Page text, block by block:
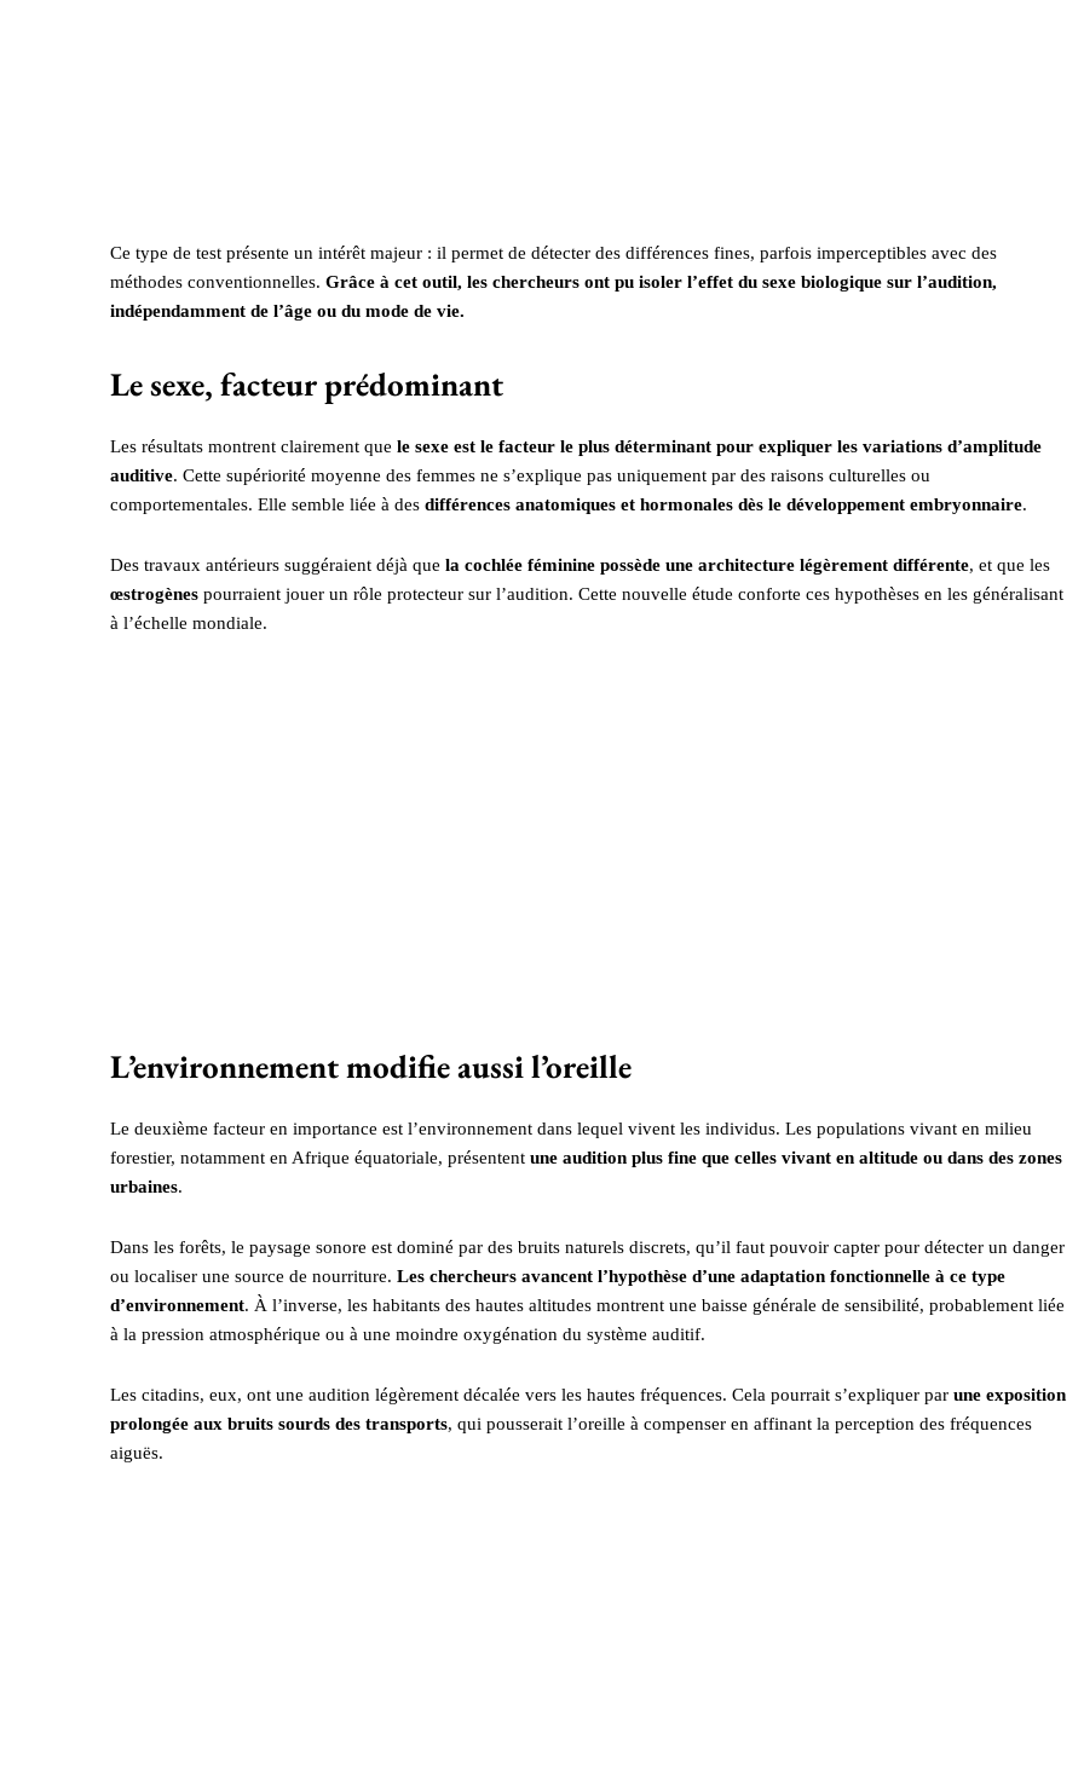
Ce type de test présente un intérêt majeur : il permet de détecter des différences fines, parfois imperceptibles avec des
méthodes conventionnelles. Grâce à cet outil, les chercheurs ont pu isoler l’effet du sexe biologique sur l’audition,
indépendamment de l’âge ou du mode de vie.
Le sexe, facteur prédominant
Les résultats montrent clairement que le sexe est le facteur le plus déterminant pour expliquer les variations d’amplitude
auditive. Cette supériorité moyenne des femmes ne s’explique pas uniquement par des raisons culturelles ou
comportementales. Elle semble liée à des différences anatomiques et hormonales dès le développement embryonnaire.
Des travaux antérieurs suggéraient déjà que la cochlée féminine possède une architecture légèrement différente, et que les
œstrogènes pourraient jouer un rôle protecteur sur l’audition. Cette nouvelle étude conforte ces hypothèses en les généralisant
à l’échelle mondiale.
L’environnement modifie aussi l’oreille
Le deuxième facteur en importance est l’environnement dans lequel vivent les individus. Les populations vivant en milieu
forestier, notamment en Afrique équatoriale, présentent une audition plus fine que celles vivant en altitude ou dans des zones
urbaines.
Dans les forêts, le paysage sonore est dominé par des bruits naturels discrets, qu’il faut pouvoir capter pour détecter un danger
ou localiser une source de nourriture. Les chercheurs avancent l’hypothèse d’une adaptation fonctionnelle à ce type
d’environnement. À l’inverse, les habitants des hautes altitudes montrent une baisse générale de sensibilité, probablement liée
à la pression atmosphérique ou à une moindre oxygénation du système auditif.
Les citadins, eux, ont une audition légèrement décalée vers les hautes fréquences. Cela pourrait s’expliquer par une exposition
prolongée aux bruits sourds des transports, qui pousserait l’oreille à compenser en affinant la perception des fréquences
aiguës.